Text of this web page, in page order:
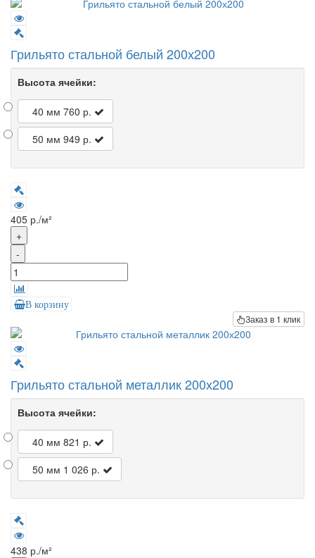
Грильято стальной белый 200х200
Высота ячейки:
40 мм 760 р.
50 мм 949 р.
405 р./м²
+
-
В корзину
Заказ в 1 клик
Грильято стальной металлик 200х200
Высота ячейки:
40 мм 821 р.
50 мм 1 026 р.
438 р./м²